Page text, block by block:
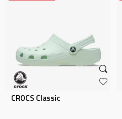
CROCS Classic